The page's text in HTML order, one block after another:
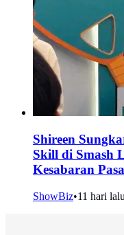
Shireen
Skill di Smash
Kesabaran
ShowBiz•11 hari lalu